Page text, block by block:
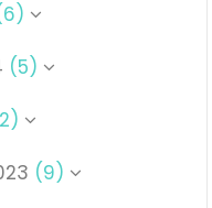
(5)
(9)